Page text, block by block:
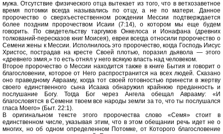
мужа. Отсутствие физического отца вытекает из того, что в ветхозаветное
время потомки всегда назывались по отцу, а не по матери. Данное
пророчество о сверхъестественном рождении Мессии подтверждается
более поздним пророчеством Исаии (7:14), о котором мы еще будем
говорить. По свидетельству таргумов Онкелоса и Ионафана (древних
толкований-пересказов книг Моисея), евреи всегда относили пророчество о
Семени жены к Мессии. Исполнилось это пророчество, когда Господь Иисус
Христос, пострадав на кресте Своей плотью, поразил дьявола — этого
«древнего змия,» то есть отнял у него всякую власть над человеком.
Второе пророчество о Мессии находится также в книге Бытия и говорит о
благословении, которое от Него распространится на всех людей. Сказано
оно праведному Аврааму, когда тот своей готовностью принести в жертву
своего единственного сына Исаака обнаружил крайнюю преданность и
послушание Богу. Тогда Бог через Ангела обещал Аврааму: «И
благословятся в Семени твоем все народы земли за то, что ты послушался
гласа Моего» (Быт. 22:1).
В оригинальном тексте этого пророчества слово «Семя» стоит в
единственном числе, указывая этим, что в этом обещании речь идет не о
многих, но об одном определенном Потомке, от Которого благословение